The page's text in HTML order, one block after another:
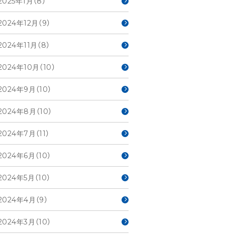
年12月（9）
年11月（8）
年10月（10）
年9月（10）
年8月（10）
年7月（11）
年6月（10）
年5月（10）
年4月（9）
年3月（10）